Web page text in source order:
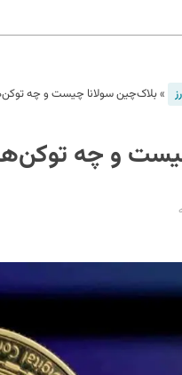
»بلاک‌چین سولانا چیست و چه
و چه